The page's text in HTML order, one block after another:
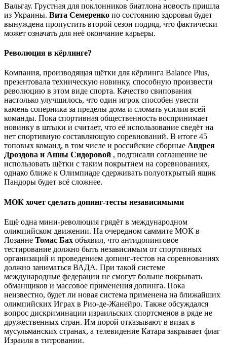
Вальгау. Грустная для поклонников биатлона новость пришла
из Украины. Вита Семеренко по состоянию здоровья будет
вынуждена пропустить второй сезон подряд, что фактически
может означать для неё окончание карьеры.
Революция в кёрлинге?
Компания, производящая щётки для кёрлинга Balance Plus,
презентовала техническую новинку, способную произвести
революцию в этом виде спорта. Качество свипования
настолько улучшилось, что один игрок способен увести
камень соперника за пределы дома и сломать усилия всей
команды. Пока спортивная общественность воспринимает
новинку в штыки и считает, что её использование сведёт на
нет спортивную составляющую соревнований. В итоге 45
топовых команд, в том числе и российские сборные Андрея
Дроздова и Анны Сидоровой , подписали соглашение не
использовать щётки с таким покрытием на соревнованиях,
однако ближе к Олимпиаде сдерживать полуоткрытый ящик
Пандоры будет всё сложнее.
МОК хочет сделать допинг-тесты независимыми
Ещё одна мини-революция грядёт в международном
олимпийском движении. На очередном саммите МОК в
Лозанне Томас Бах объявил, что антидопинговое
тестирование должно быть независимым от спортивных
организаций и проведением допинг-тестов на соревнованиях
должно заниматься ВАДА. При такой системе
международные федерации не смогут больше покрывать
обманщиков и массовое применения допинга. Пока
неизвестно, будет ли новая система применена на ближайших
олимпийских Играх в Рио-де-Жанейро. Также обсуждался
вопрос дискриминации израильских спортсменов в ряде не
дружественных стран. Им порой отказывают в визах в
мусульманских странах, а телевидение Катара закрывает флаг
Израиля в титровании.